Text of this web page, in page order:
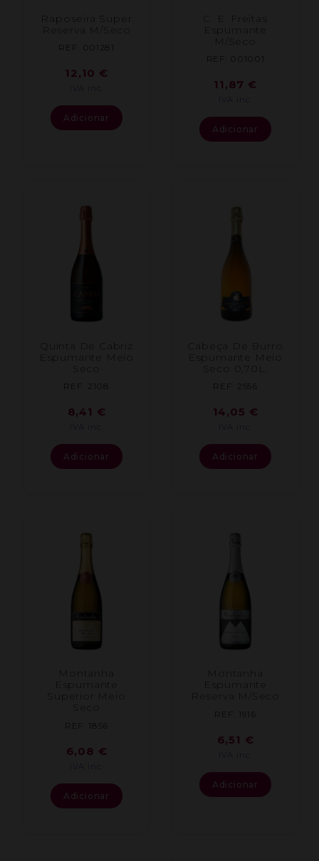
Raposeira Super
REF: 001281
12,10 €
Adicionar
C. E. Freitas
Espumante
REF: 001001
11,87 €
Adicionar
Quinta De Cabriz
Espumante Meio
REF: 2108
8,41 €
Adicionar
Cabeça De Burro
Espumante Meio
Seco 0,70L.
REF: 2556
14,05 €
Adicionar
Montanha
Espumante
Superior Meio
REF: 1856
6,08 €
Adicionar
Montanha
Espumante
REF: 1916
6,51 €
Adicionar